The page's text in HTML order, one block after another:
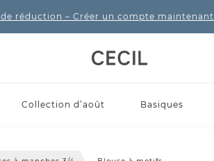
de réduction – Créer un compte maintenant
Collection d’août Basiques